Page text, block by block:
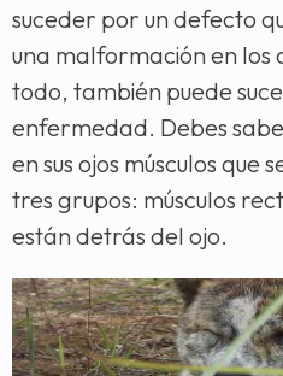
suceder por un defecto
una malformación en los
todo, también puede
enfermedad. Debes
en sus ojos músculos que
tres grupos: músculos
están detrás del ojo.